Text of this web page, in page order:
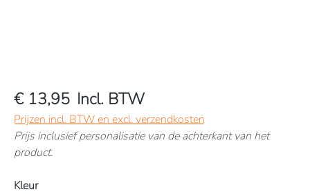
€ 13,95 Incl. BTW
Prijzen incl. BTW en excl. verzendkosten
Prijs inclusief personalisatie van de achterkant van het
product.
Selecteer
Kleur